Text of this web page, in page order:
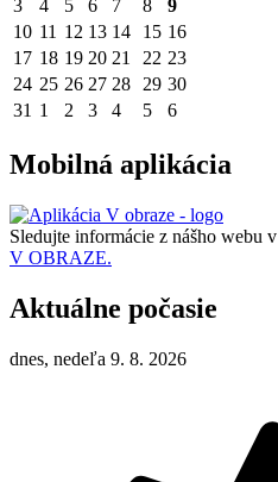
3 4 5 6 7 8
9
10 11 12 13 14 15 16
17 18 19 20 21 22 23
24 25 26 27 28 29 30
31 1 2 3 4 5 6
Mobilná aplikácia
Sledujte informácie z nášho webu v
V OBRAZE.
Aktuálne počasie
dnes, nedeľa 9. 8. 2026